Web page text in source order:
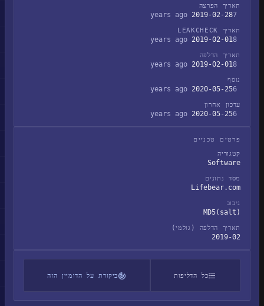
תאריך הפרצה
2019-02-28
תאריך LEAKCHECK
2019-02-01
תאריך הדלפה
2019-02-01
נוסף
2020-05-25
עדכון אחרון
2020-05-25
פרטים טכניים
קטגוריה
Software
מסד נתונים
Lifebear.com
גיבוב
MD5(salt)
תאריך הדלפה (גולמי)
2019-02
כל הדליפות ביקורת על הדומיין הזה